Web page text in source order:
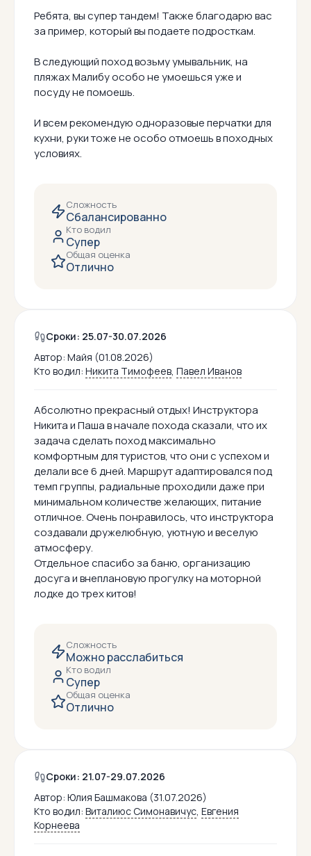
Ребята, вы супер тандем! Также благодарю вас
за пример, который вы подаете подросткам.
В следующий поход возьму умывальник, на
пляжах Малибу особо не умоешься уже и
посуду не помоешь.
И всем рекомендую одноразовые перчатки для
кухни, руки тоже не особо отмоешь в походных
условиях.
Сложность
Сбалансированно
Кто водил
Супер
Общая оценка
Отлично
Сроки: 25.07-30.07.2026
Автор: Майя (01.08.2026)
Кто водил: Никита Тимофеев, Павел Иванов
Абсолютно прекрасный отдых! Инструктора
Никита и Паша в начале похода сказали, что их
задача сделать поход максимально
комфортным для туристов, что они с успехом и
делали все 6 дней. Маршрут адаптировался под
темп группы, радиальные проходили даже при
минимальном количестве желающих, питание
отличное. Очень понравилось, что инструктора
создавали дружелюбную, уютную и веселую
атмосферу.
Отдельное спасибо за баню, организацию
досуга и внеплановую прогулку на моторной
лодке до трех китов!
Сложность
Можно расслабиться
Кто водил
Супер
Общая оценка
Отлично
Сроки: 21.07-29.07.2026
Автор: Юлия Башмакова (31.07.2026)
Кто водил: Виталиюс Симонавичус, Евгения
Корнеева